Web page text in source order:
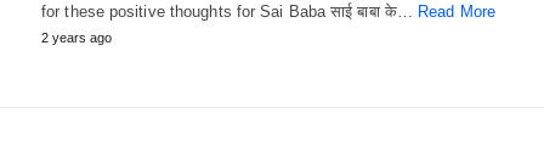
for these positive thoughts for Sai Baba साई बाबा के… Read More
2 years ago